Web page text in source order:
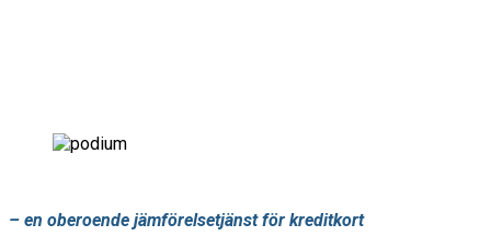
– en oberoende jämförelsetjänst för kreditkort